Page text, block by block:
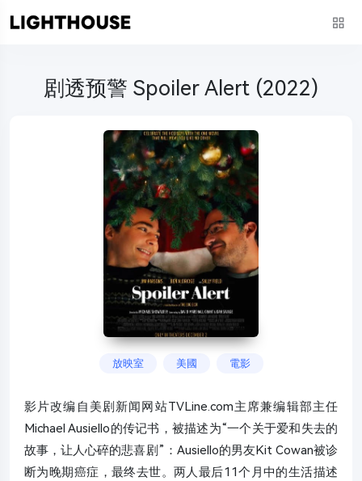
剧透预警 Spoiler Alert (2022)
放映室 美國 電影
影片改编自美剧新闻网站TVLine.com主席兼编辑部主任
Michael Ausiello的传记书，被描述为“一个关于爱和失去的
故事，让人心碎的悲喜剧”：Ausiello的男友Kit Cowan被诊
断为晚期癌症，最终去世。两人最后11个月中的生活描述